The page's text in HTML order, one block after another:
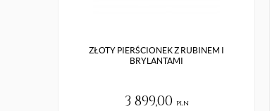
ZŁOTY PIERŚCIONEK Z RUBINEM I
BRYLANTAMI
3 899,00 pln